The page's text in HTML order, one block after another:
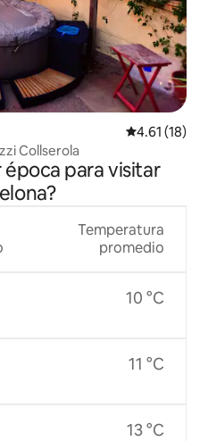
Calificación
4.61 (18)
Collserola
época para visitar
Temperatura
promedio
10 °C
11 °C
13 °C